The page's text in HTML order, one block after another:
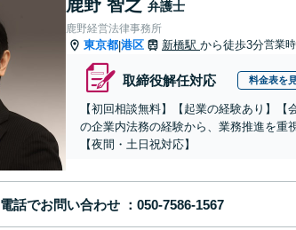
鹿野 智之 弁護士
鹿野経営法律事務所
東京都|港区 新橋駅 から徒歩3分営業
取締役解任対応 料金表を
【初回相談無料】【起業の経験あり】
の企業内法務の経験から、業務推進を重
【夜間・土日祝対応】
電話でお問い合わせ